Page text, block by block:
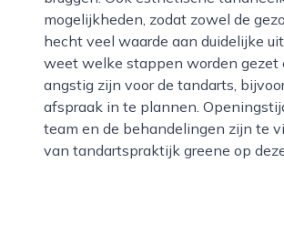
mogelijkheden, zodat zowel de
hecht veel waarde aan duidelijke
weet welke stappen worden gezet
angstig zijn voor de tandarts,
afspraak in te plannen.
team en de behandelingen zijn te
van tandartspraktijk greene op